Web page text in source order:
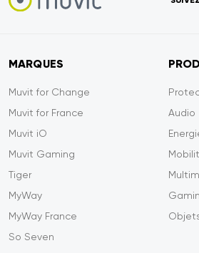
MARQUES
Muvit for Change
Muvit for France
Muvit iO
Muvit Gaming
Tiger
MyWay
MyWay France
So Seven
Audio